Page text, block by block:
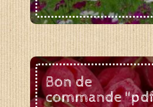
Bon de
commande